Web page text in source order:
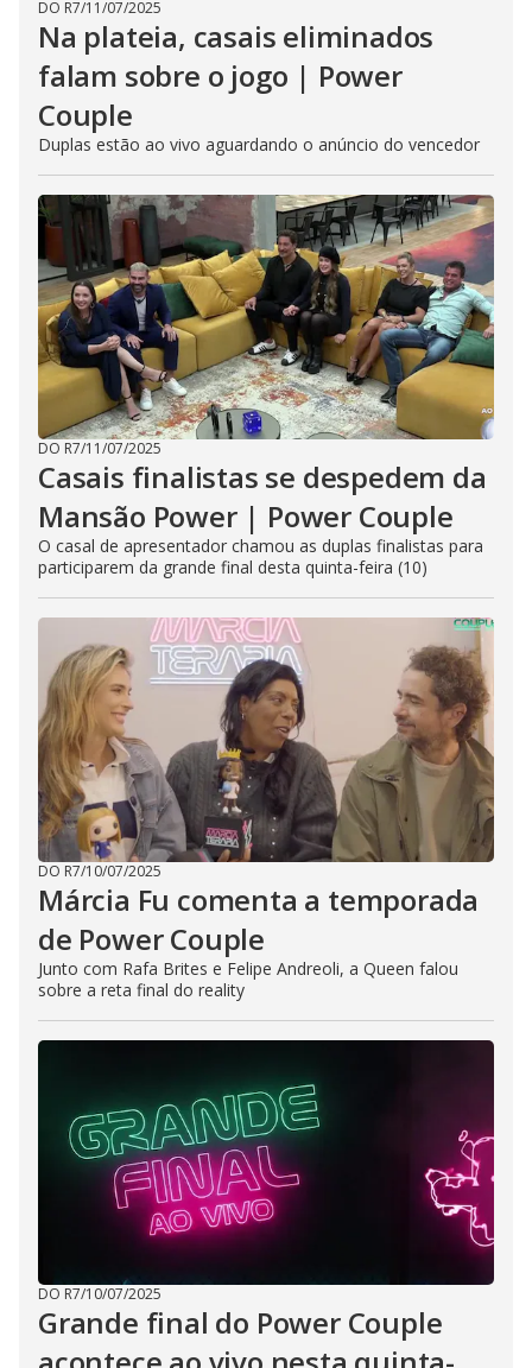
DO R7/11/07/2025
Na plateia, casais eliminados
falam sobre o jogo | Power
Couple
Duplas estão ao vivo aguardando o anúncio do vencedor
DO R7/11/07/2025
Casais finalistas se despedem da
Mansão Power | Power Couple
O casal de apresentador chamou as duplas finalistas para
participarem da grande final desta quinta-feira (10)
DO R7/10/07/2025
Márcia Fu comenta a temporada
de Power Couple
Junto com Rafa Brites e Felipe Andreoli, a Queen falou
sobre a reta final do reality
DO R7/10/07/2025
Grande final do Power Couple